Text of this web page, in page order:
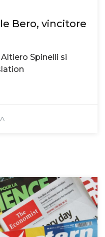
Bero, vincitore
Spinelli si